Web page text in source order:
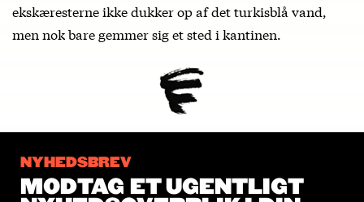
ekskæresterne ikke dukker op af det turkisblå vand,
men nok bare gemmer sig et sted i kantinen.
NYHEDSBREV
MODTAG ET UGENTLIGT